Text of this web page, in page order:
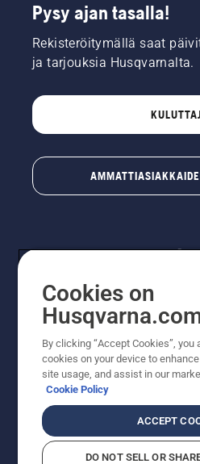
Pysy ajan tasalla!
Rekisteröitymällä saat
ja tarjouksia Husqvarnalta.
© Husqvarna AB (publ).
Hinnat ovat
hintamuutoksiin, kirjoitus- ja
pyritään pitämään
suositushintoja (sis. alv),
suoraan
EvästekäytäntöKäyttöehdot
Cookies on
By clicking “Accept Cookies”,
cookies on your device to
site usage, and assist in our
Cookie Policy
ACCEPT
DO NOT SELL OR